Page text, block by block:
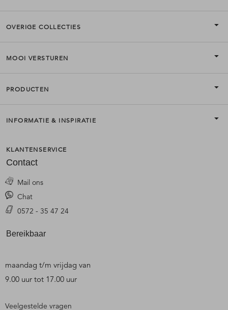
OVERIGE COLLECTIES
MOOI VERSTUREN
PRODUCTEN
INFORMATIE & INSPIRATIE
KLANTENSERVICE
Contact
Mail ons
Chat
0572 - 35 47 24
Bereikbaar
maandag t/m vrijdag van
9.00 uur tot 17.00 uur
Veelgestelde vragen